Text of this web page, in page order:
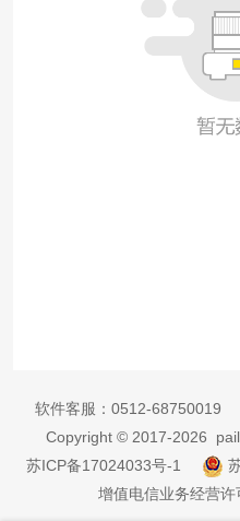
软件客服： 0512-68750019
Copyright © 2017-2026
苏ICP备17024033号-1
增值电信业务经营